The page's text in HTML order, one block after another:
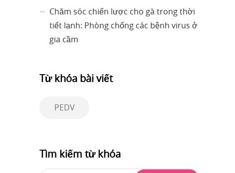
Chăm sóc chiến lược cho gà trong thời
tiết lạnh: Phòng chống các bệnh virus ở
gia cầm
Từ khóa bài viết
PEDV
Tìm kiếm từ khóa